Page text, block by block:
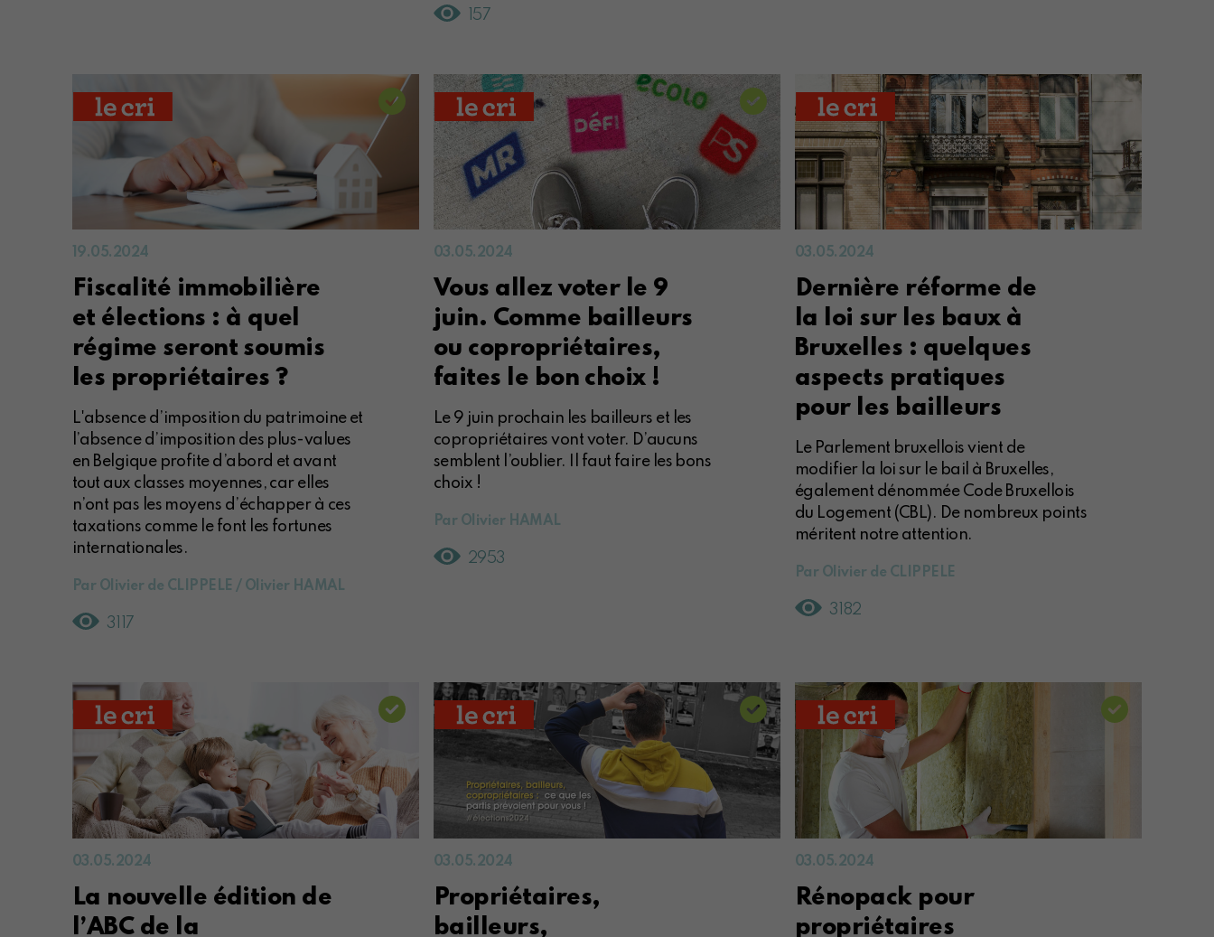
157
19.05.2024
Fiscalité immobilière
et élections : à quel
régime seront soumis
les propriétaires ?
L'absence d’imposition du patrimoine et
l’absence d’imposition des plus-values
en Belgique profite d’abord et avant
tout aux classes moyennes, car elles
n’ont pas les moyens d’échapper à ces
taxations comme le font les fortunes
internationales.
Par Olivier de CLIPPELE / Olivier HAMAL
3117
03.05.2024
Vous allez voter le 9
juin. Comme bailleurs
ou copropriétaires,
faites le bon choix !
Le 9 juin prochain les bailleurs et les
copropriétaires vont voter. D’aucuns
semblent l’oublier. Il faut faire les bons
choix !
Par Olivier HAMAL
2953
03.05.2024
Dernière réforme de
la loi sur les baux à
Bruxelles : quelques
aspects pratiques
pour les bailleurs
Le Parlement bruxellois vient de
modifier la loi sur le bail à Bruxelles,
également dénommée Code Bruxellois
du Logement (CBL). De nombreux points
méritent notre attention.
Par Olivier de CLIPPELE
3182
03.05.2024
La nouvelle édition de
l’ABC de la
03.05.2024
Propriétaires,
bailleurs,
03.05.2024
Rénopack pour
propriétaires